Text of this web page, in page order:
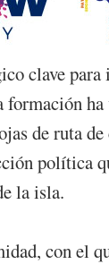
clave
de ruta
la isla.
con el